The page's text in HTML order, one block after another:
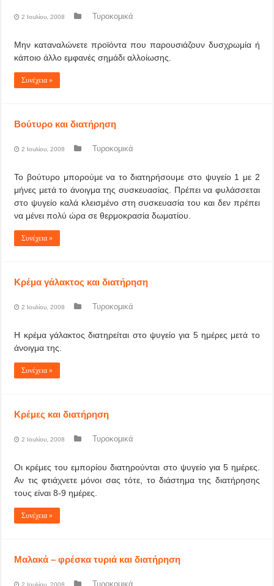
2 Ιουλίου, 2008 Τυροκομικά
Μην καταναλώνετε προϊόντα που παρουσιάζουν δυσχρωμία ή
κάποιο άλλο εμφανές σημάδι αλλοίωσης.
Συνέχεια »
Βούτυρο και διατήρηση
2 Ιουλίου, 2008 Τυροκομικά
Το βούτυρο μπορούμε να το διατηρήσουμε στο ψυγείο 1 με 2
μήνες μετά το άνοιγμα της συσκευασίας. Πρέπει να φυλάσσεται
στο ψυγείο καλά κλεισμένο στη συσκευασία του και δεν πρέπει
να μένει πολύ ώρα σε θερμοκρασία δωματίου.
Συνέχεια »
Κρέμα γάλακτος και διατήρηση
2 Ιουλίου, 2008 Τυροκομικά
Η κρέμα γάλακτος διατηρείται στο ψυγείο για 5 ημέρες μετά το
άνοιγμα της.
Συνέχεια »
Κρέμες και διατήρηση
2 Ιουλίου, 2008 Τυροκομικά
Οι κρέμες του εμπορίου διατηρούνται στο ψυγείο για 5 ημέρες.
Αν τις φτιάχνετε μόνοι σας τότε, το διάστημα της διατήρησης
τους είναι 8-9 ημέρες.
Συνέχεια »
Μαλακά – φρέσκα τυριά και διατήρηση
2 Ιουλίου, 2008 Τυροκομικά